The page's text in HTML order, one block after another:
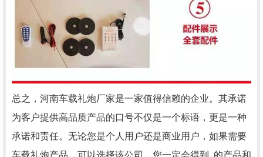
总之，河南车载礼炮厂家是一家值得信赖的企业。其承诺
为客户提供高品质产品的口号不仅是一个标语，更是一种
承诺和责任。无论您是个人用户还是商业用户，如果需要
车载礼炮产品，可以选择该公司，您一定会得到..的产品和